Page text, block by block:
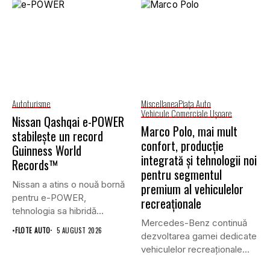
Autoturisme
Nissan Qashqai e-POWER
stabilește un record
Guinness World
Records™
Nissan a atins o nouă bornă
pentru e-POWER,
tehnologia sa hibridă
unică,...
•FLOTE AUTO 5 AUGUST 2026
MiscellaneaPiaţa Auto
Vehicule Comerciale Uşoare
Marco Polo, mai mult
confort, producție
integrată și tehnologii noi
pentru segmentul
premium al vehiculelor
recreaționale
Mercedes-Benz continuă
dezvoltarea gamei dedicate
vehiculelor recreaționale